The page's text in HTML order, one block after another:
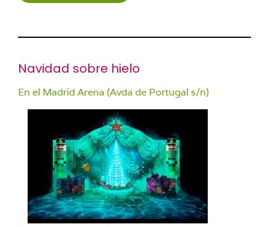
Navidad sobre hielo
En el Madrid Arena (Avda de Portugal s/n)